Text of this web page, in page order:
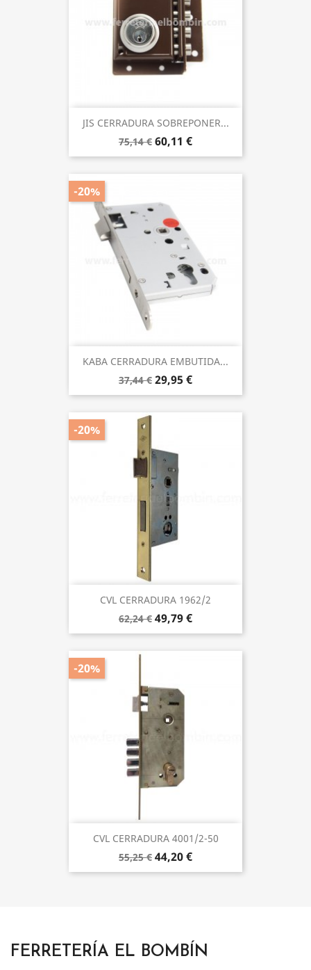
JIS CERRADURA SOBREPONER...
75,14 € 60,11 €
KABA CERRADURA EMBUTIDA...
37,44 € 29,95 €
-20%
CVL CERRADURA 1962/2
62,24 € 49,79 €
-20%
CVL CERRADURA 4001/2-50
55,25 € 44,20 €
-20%
FERRETERÍA EL BOMBÍN